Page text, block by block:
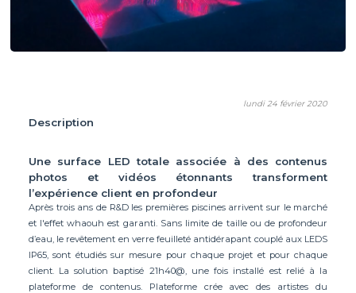
lundi 24 février 2020
Description
Une surface LED totale associée à des contenus
photos et vidéos étonnants transforment
l’expérience client en profondeur
Après trois ans de R&D les premières piscines arrivent sur le marché
et l'effet whaouh est garanti. Sans limite de taille ou de profondeur
d’eau, le revêtement en verre feuilleté antidérapant couplé aux LEDS
IP65, sont étudiés sur mesure pour chaque projet et pour chaque
client. La solution baptisé 21h40@, une fois installé est relié à la
plateforme de contenus. Plateforme crée avec des artistes du